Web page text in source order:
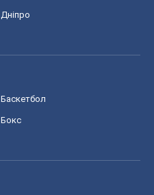
Дніпро
Баскетбол
Бокс